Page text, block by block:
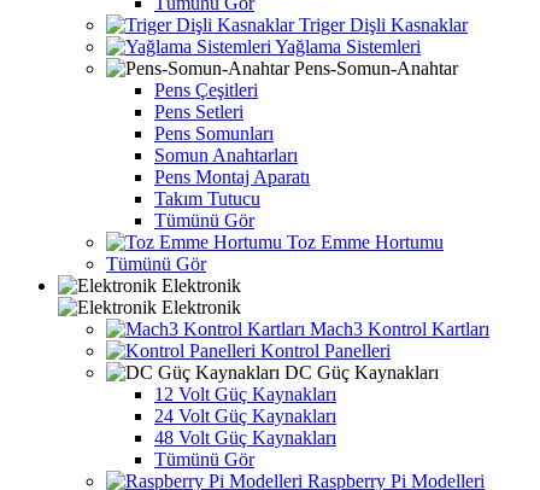
Triger Dişli Kasnaklar
Yağlama Sistemleri
Pens-Somun-Anahtar
Pens Çeşitleri
Pens Setleri
Pens Somunları
Somun Anahtarları
Pens Montaj Aparatı
Takım Tutucu
Tümünü Gör
Toz Emme Hortumu
Tümünü Gör
Elektronik
Elektronik
Mach3 Kontrol Kartları
Kontrol Panelleri
DC Güç Kaynakları
12 Volt Güç Kaynakları
24 Volt Güç Kaynakları
48 Volt Güç Kaynakları
Tümünü Gör
Raspberry Pi Modelleri